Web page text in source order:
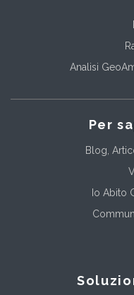
Analisi
Per
Blog,
Io Abito